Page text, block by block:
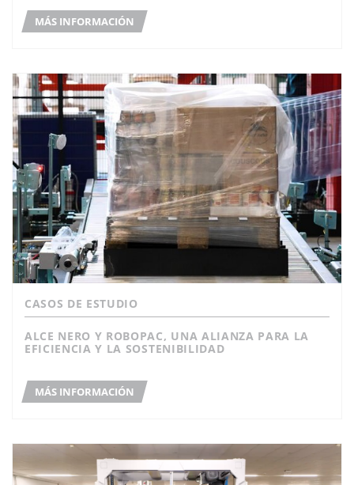
MÁS INFORMACIÓN
CASOS DE ESTUDIO
ALCE NERO Y ROBOPAC, UNA ALIANZA PARA LA
EFICIENCIA Y LA SOSTENIBILIDAD
MÁS INFORMACIÓN